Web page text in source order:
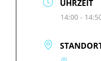
UHRZEIT
14:00 -